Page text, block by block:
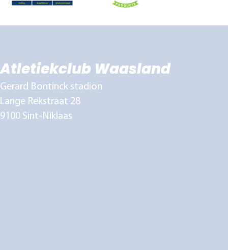
Atletiekclub Waasland
Gerard Bontinck stadion
Lange Rekstraat 28
9100 Sint-Niklaas